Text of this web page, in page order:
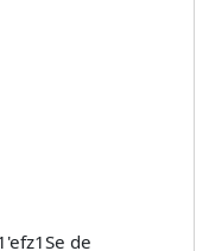
de